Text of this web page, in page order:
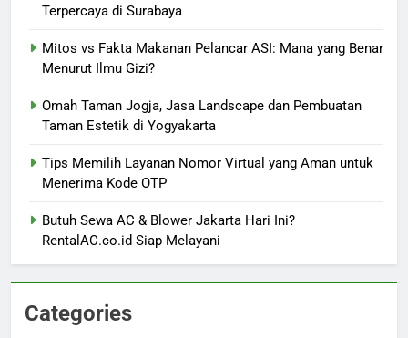
Terpercaya di Surabaya
Mitos vs Fakta Makanan Pelancar ASI: Mana yang Benar
Menurut Ilmu Gizi?
Omah Taman Jogja, Jasa Landscape dan Pembuatan
Taman Estetik di Yogyakarta
Tips Memilih Layanan Nomor Virtual yang Aman untuk
Menerima Kode OTP
Butuh Sewa AC & Blower Jakarta Hari Ini?
RentalAC.co.id Siap Melayani
Categories